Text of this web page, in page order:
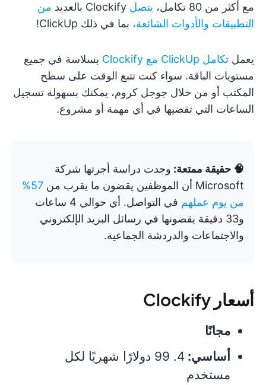
مع أكثر من 80 تكامل، يتصل
من
التطبيقات والأدوات الشائعة، بما في ذلك ClickUp!
يعمل تكامل ClickUp مع Clockify
بسلاسة في جميع
مستويات الباقة. سواء كنت تتبع الوقت على سطح
المكتب أو من خلال جوجل كروم، يمكنك بسهولة تسجيل
الساعات التي تقضيها في أي مهمة أو مشروع.
🧠 حقيقة ممتعة: وجدت دراسة أجرتها شركة
Microsoft أن الموظفين يقضون ما يقرب من
57%
من يوم عملهم
في التواصل. أي حوالي 4 ساعات
و33 دقيقة يقضونها في رسائل البريد الإلكتروني
والاجتماعات والدردشة الجماعية.
أسعار Clockify
مجانًا
أساسي:
4. 99 دولارًا شهريًا لكل
مستخدم